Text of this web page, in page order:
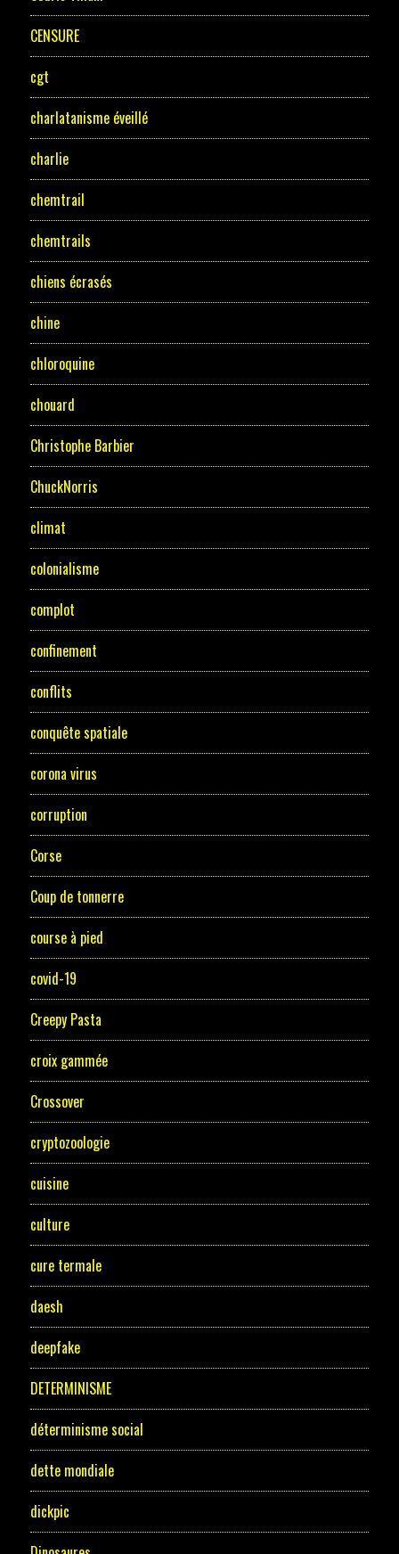
CENSURE
cgt
charlatanisme éveillé
charlie
chemtrail
chemtrails
chiens écrasés
chine
chloroquine
chouard
Christophe Barbier
ChuckNorris
climat
colonialisme
complot
confinement
conflits
conquête spatiale
corona virus
corruption
Corse
Coup de tonnerre
course à pied
covid-19
Creepy Pasta
croix gammée
Crossover
cryptozoologie
cuisine
culture
cure termale
daesh
deepfake
DETERMINISME
déterminisme social
dette mondiale
dickpic